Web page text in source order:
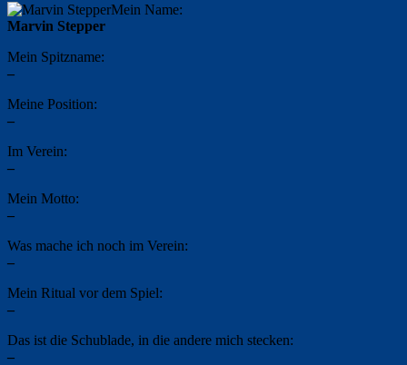
Mein Name:
Marvin Stepper
Mein Spitzname:
–
Meine Position:
–
Im Verein:
–
Mein Motto:
–
Was mache ich noch im Verein:
–
Mein Ritual vor dem Spiel:
–
Das ist die Schublade, in die andere mich stecken:
–